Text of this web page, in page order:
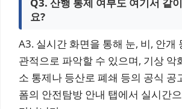
요?
A3. 실시간 화면을 통해 눈, 비, 안개
관적으로 파악할 수 있으며, 기상 악
소 통제나 등산로 폐쇄 등의 공식 공
폼의 안전탐방 안내 탭에서 실시간